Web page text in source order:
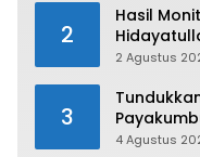
2
Hasil
Kirimkan
2 Agustus
3
4 Agustus